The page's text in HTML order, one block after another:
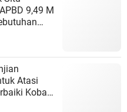
nya
Atasi
Kobak